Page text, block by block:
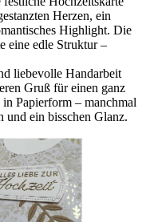
Herzen, ein
Highlight. Die
eine edle Struktur –
liebevolle Handarbeit
Gruß für einen ganz
Papierform – manchmal
und ein bisschen Glanz.